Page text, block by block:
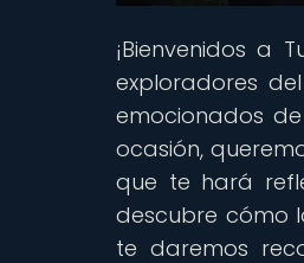
¡Bienvenidos a
exploradores
emocionados
ocasión,
que te hará
descubre cómo
te daremos